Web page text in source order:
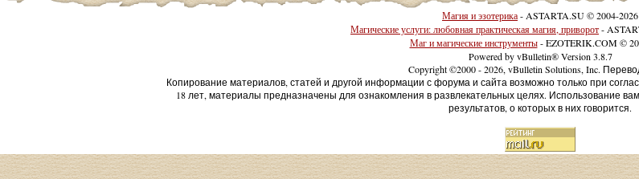
Магия и эзотерика- ASTARTA.SU © 2004-2026
Магические услуги: любовная практическая магия, приворот-
Маг и магические инструменты- EZOTERIK.COM ©
Powered by vBulletin® Version 3.8.7
Copyright ©2000 - 2026, vBulletin Solutions, Inc.
Копирование материалов, статей и другой информации с форума и сайта возможно только при
18 лет, материалы предназначены для ознакомления в развлекательных целях. Использование
результатов, о которых в них говорится.